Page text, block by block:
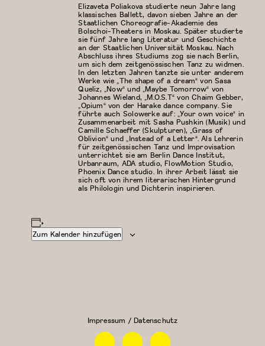
Zum Kalender hinzufügen
Elizaveta Poliakova studierte neun Jahre lang
klassisches Ballett, davon sieben Jahre an der
Staatlichen Choreografie-Akademie des
Bolschoi-Theaters in Moskau. Später studierte
sie fünf Jahre lang Literatur und Geschichte
an der Staatlichen Universität Moskau. Nach
Abschluss ihres Studiums zog sie nach Berlin,
um sich dem zeitgenössischen Tanz zu widmen.
In den letzten Jahren tanzte sie unter anderem
Werke wie „The shape of a dream“ von Sasa
Queliz, „Now“ und „Maybe Tomorrow“ von
Johannes Wieland, „M.O.S.T“ von Chaim Gebber,
„Opium“ von der Harake dance company. Sie
führte auch Solowerke auf: „Your own voice“ in
Zusammenarbeit mit Sasha Pushkin (Musik) und
Camille Schaeffer (Skulpturen), „Grass of
Oblivion“ und „Instead of a Letter“. Als Lehrerin
für zeitgenössischen Tanz und Improvisation
unterrichtet sie am Berlin Dance Institut,
Urbanraum, ADA studio, FlowMotion Studio,
Phoenix Dance studio. In ihrer Arbeit lässt sie
sich oft von ihrem literarischen Hintergrund
als Philologin und Dichterin inspirieren.
Impressum / Datenschutz
FacebookInstagramLinkedin